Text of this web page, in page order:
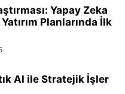
Yapay Zeka
Planlarında İlk
AI ile Stratejik İşler